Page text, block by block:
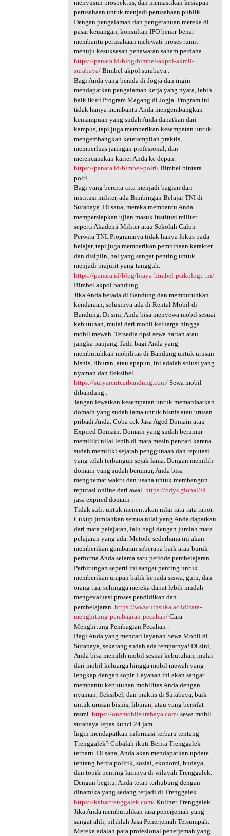
menyusun prospektus, dan memastikan kesiapan
perusahaan untuk menjadi perusahaan publik.
Dengan pengalaman dan pengetahuan mereka di
pasar keuangan, konsultan IPO benar-benar
membantu perusahaan melewati proses rumit
menuju kesuksesan penawaran saham perdana.
https://panara.id/blog/bimbel-akpol-akmil-
surabaya/Bimbel akpol surabaya .
Bagi Anda yang berada di Jogja dan ingin
mendapatkan pengalaman kerja yang nyata, lebih
baik ikuti Program Magang di Jogja. Program ini
tidak hanya membantu Anda mengembangkan
kemampuan yang sudah Anda dapatkan dari
kampus, tapi juga memberikan kesempatan untuk
mengembangkan keterampilan praktis,
memperluas jaringan profesional, dan
merencanakan karier Anda ke depan.
https://panara.id/bimbel-polri/Bimbel bintara
polri .
Bagi yang bercita-cita menjadi bagian dari
institusi militer, ada Bimbingan Belajar TNI di
Surabaya. Di sana, mereka membantu Anda
mempersiapkan ujian masuk institusi militer
seperti Akademi Militer atau Sekolah Calon
Perwira TNI. Programnya tidak hanya fokus pada
belajar, tapi juga memberikan pembinaan karakter
dan disiplin, hal yang sangat penting untuk
menjadi prajurit yang tangguh.
https://panara.id/blog/biaya-bimbel-psikologi-tni/
Bimbel akpol bandung .
Jika Anda berada di Bandung dan membutuhkan
kendaraan, solusinya ada di Rental Mobil di
Bandung. Di sini, Anda bisa menyewa mobil sesuai
kebutuhan, mulai dari mobil keluarga hingga
mobil mewah. Tersedia opsi sewa harian atau
jangka panjang. Jadi, bagi Anda yang
membutuhkan mobilitas di Bandung untuk urusan
bisnis, liburan, atau apapun, ini adalah solusi yang
nyaman dan fleksibel.
https://suryarentcarbandung.com/Sewa mobil
dibandung .
Jangan lewatkan kesempatan untuk memanfaatkan
domain yang sudah lama untuk bisnis atau urusan
pribadi Anda. Coba cek Jasa Aged Domain atau
Expired Domain. Domain yang sudah berumur
memiliki nilai lebih di mata mesin pencari karena
sudah memiliki sejarah penggunaan dan reputasi
yang telah terbangun sejak lama. Dengan memilih
domain yang sudah berumur, Anda bisa
menghemat waktu dan usaha untuk membangun
reputasi online dari awal. https://odys.global/id
jasa expired domain .
Tidak sulit untuk menentukan nilai rata-rata rapor.
Cukup jumlahkan semua nilai yang Anda dapatkan
dari mata pelajaran, lalu bagi dengan jumlah mata
pelajaran yang ada. Metode sederhana ini akan
memberikan gambaran seberapa baik atau buruk
performa Anda selama satu periode pembelajaran.
Perhitungan seperti ini sangat penting untuk
memberikan umpan balik kepada siswa, guru, dan
orang tua, sehingga mereka dapat lebih mudah
mengevaluasi proses pendidikan dan
pembelajaran. https://www.uinsuka.ac.id/cara-
menghitung-pembagian-pecahan/Cara
Menghitung Pembagian Pecahan .
Bagi Anda yang mencari layanan Sewa Mobil di
Surabaya, sekarang sudah ada tempatnya! Di sini,
Anda bisa memilih mobil sesuai kebutuhan, mulai
dari mobil keluarga hingga mobil mewah yang
lengkap dengan sopir. Layanan ini akan sangat
membantu kebutuhan mobilitas Anda dengan
nyaman, fleksibel, dan praktis di Surabaya, baik
untuk urusan bisnis, liburan, atau yang bersifat
resmi. https://onemobilsurabaya.com/sewa mobil
surabaya lepas kunci 24 jam .
Ingin mendapatkan informasi terbaru tentang
Trenggalek? Cobalah ikuti Berita Trenggalek
terbaru. Di sana, Anda akan mendapatkan update
tentang berita politik, sosial, ekonomi, budaya,
dan topik penting lainnya di wilayah Trenggalek.
Dengan begitu, Anda tetap terhubung dengan
dinamika yang sedang terjadi di Trenggalek.
https://kabartrenggalek.com/Kuliner Trenggalek .
Jika Anda membutuhkan jasa penerjemah yang
sangat ahli, pilihlah Jasa Penerjemah Tersumpah.
Mereka adalah para profesional penerjemah yang